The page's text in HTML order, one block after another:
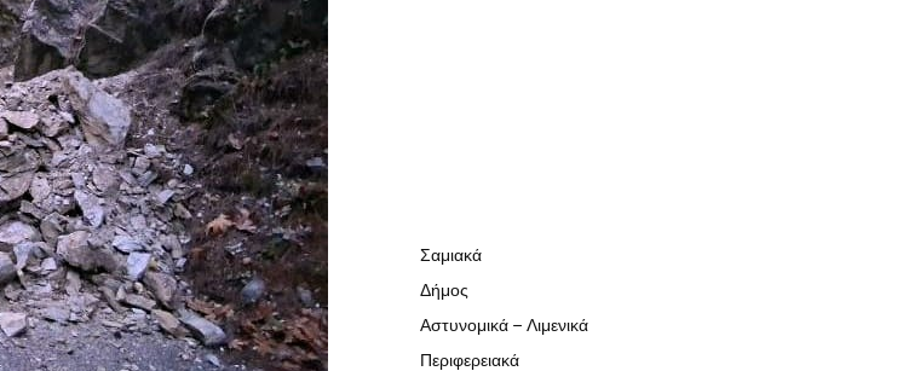
Σαμιακά
Δήμος
Αστυνομικά – Λιμενικά
Περιφερειακά